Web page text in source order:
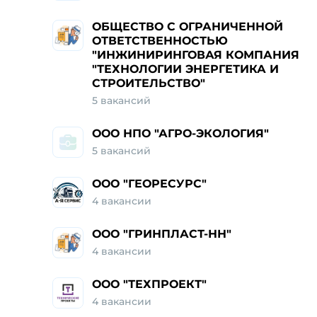
ОБЩЕСТВО С ОГРАНИЧЕННОЙ
ОТВЕТСТВЕННОСТЬЮ
"ИНЖИНИРИНГОВАЯ КОМПАНИЯ
"ТЕХНОЛОГИИ ЭНЕРГЕТИКА И
СТРОИТЕЛЬСТВО"
5 вакансий
ООО НПО "АГРО-ЭКОЛОГИЯ"
5 вакансий
ООО "ГЕОРЕСУРС"
4 вакансии
ООО "ГРИНПЛАСТ-НН"
4 вакансии
ООО "ТЕХПРОЕКТ"
4 вакансии